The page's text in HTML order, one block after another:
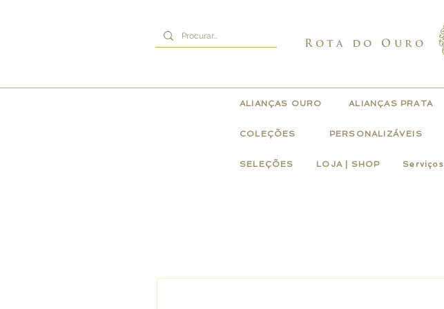
Rota do Ouro
ALIANÇAS OURO ALIANÇAS PRATA
COLEÇÕES PERSONALIZÁVEIS
SELEÇÕES LOJA | SHOP Serviços